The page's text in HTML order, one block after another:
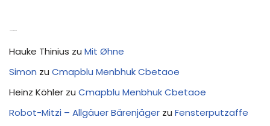
Hauke Thinius zu Mit Øhne
Simon zu Cmapblu Menbhuk Cbetaoe
Heinz Köhler zu Cmapblu Menbhuk Cbetaoe
Robot-Mitzi – Allgäuer Bärenjäger zu Fensterputzaffe